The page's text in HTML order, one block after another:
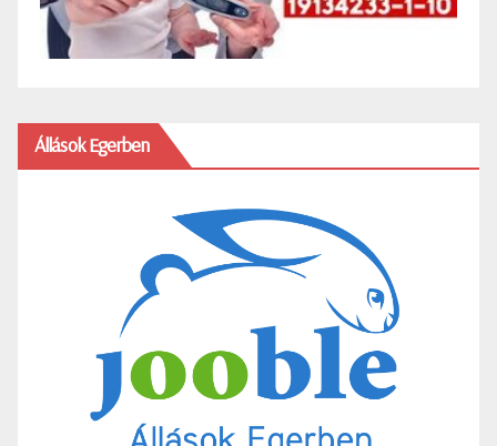
Állások Egerben